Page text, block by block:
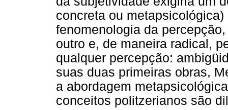
concreta ou
fenomenologia da
outro e, de maneira radical,
qualquer percepção:
suas duas primeiras obras,
a abordagem
conceitos politzerianos são